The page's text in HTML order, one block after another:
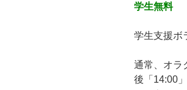
学生無料
学生支援ボ
通常、オラ
後「14:00